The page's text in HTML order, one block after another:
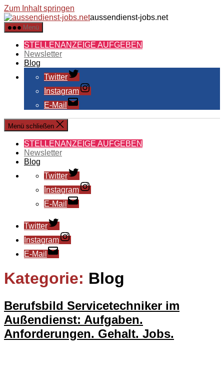
Zum Inhalt springen
aussendienst-jobs.net
Menü
STELLENANZEIGE AUFGEBEN
Newsletter
Blog
Twitter
Instagram
E-Mail
Menü schließen
STELLENANZEIGE AUFGEBEN
Newsletter
Blog
Twitter
Instagram
E-Mail
Twitter
Instagram
E-Mail
Kategorie: Blog
Berufsbild Servicetechniker im
Außendienst: Aufgaben.
Anforderungen. Gehalt. Jobs.